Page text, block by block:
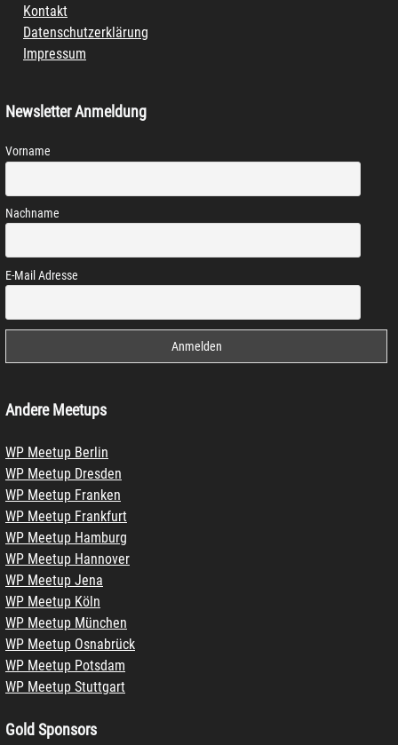
Kontakt
Datenschutzerklärung
Impressum
Newsletter Anmeldung
Vorname
Nachname
E-Mail Adresse
Andere Meetups
WP Meetup Berlin
WP Meetup Dresden
WP Meetup Franken
WP Meetup Frankfurt
WP Meetup Hamburg
WP Meetup Hannover
WP Meetup Jena
WP Meetup Köln
WP Meetup München
WP Meetup Osnabrück
WP Meetup Potsdam
WP Meetup Stuttgart
Gold Sponsors